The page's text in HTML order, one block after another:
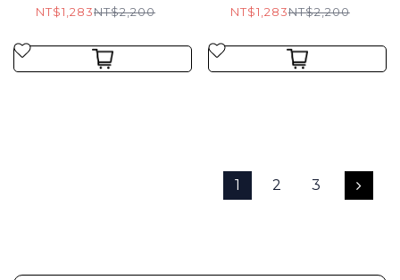
NT$1,283NT$2,200 NT$1,283NT$2,200
1 2 3